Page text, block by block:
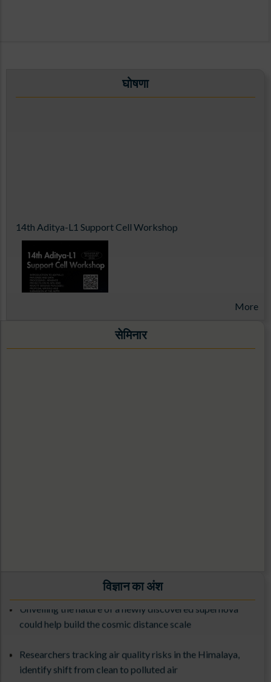
घोषणा
14th Aditya-L1 Support Cell Workshop
27-31st October 2025
1st ILMT Contest-2026
More
सेमिनार
विज्ञान का अंश
Unveiling the nature of a newly discovered supernova
could help build the cosmic distance scale
Researchers tracking air quality risks in the Himalaya,
identify shift from clean to polluted air